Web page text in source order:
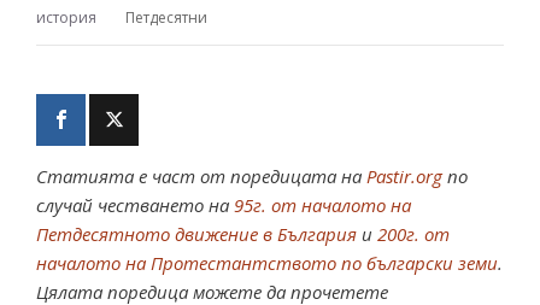
история
Петдесятни
Статията е част от поредицата на Pastir.orgпо
случай честването на 95г. от началото на
Петдесятното движение в България и 200г. от
началото на Протестантството по български земи.
Цялата поредица можете да прочетете